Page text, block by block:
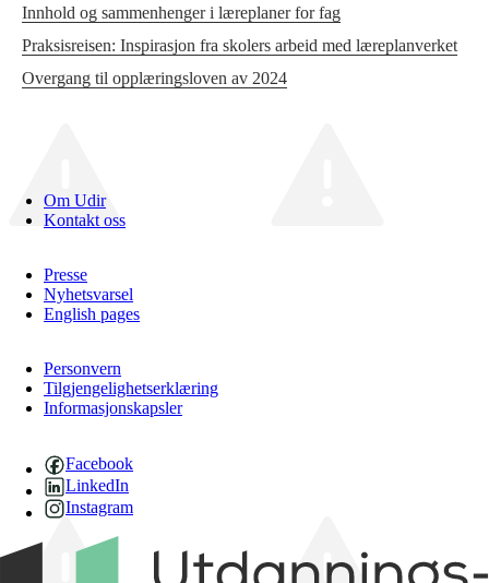
Innhold og sammenhenger i læreplaner for fag
Praksisreisen: Inspirasjon fra skolers arbeid med læreplanverket
Overgang til opplæringsloven av 2024
Om Udir
Kontakt oss
Presse
Nyhetsvarsel
English pages
Personvern
Tilgjengelighetserklæring
Informasjonskapsler
Facebook
LinkedIn
Instagram